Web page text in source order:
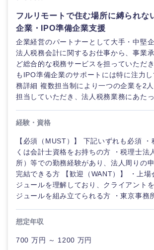
フルリモートで住む場所に縛られな
企業・IPO準備企業支援
企業経営のパートナーとして大手・中堅
法人税務会計に関するお仕事から、事業
ど総合的な税務サービスを担っていただ
もIPO準備企業のサポートには特に注力
務詳細 複数担当制により一つの企業を2
担当していただき、法人税務業務にあたっ
経験・資格
【必須（MUST）】 下記いずれも必須 ・
くは会計士資格をお持ちの方 ・税理士法
所）等での勤務経験があり、法人周りの
完結できる方 【歓迎（WANT）】 ・上場
ジュールを理解しており、クライアント
ジュールを組み立てられる方 ・東京事務
想定年収
700 万円 ～ 1200 万円